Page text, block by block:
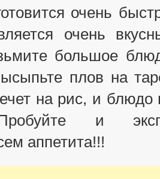
очень
очень
большое
плов на
на рис, и блюдо
и
аппетита!!!